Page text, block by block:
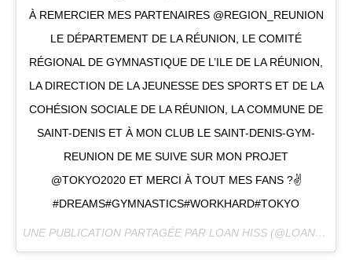
À REMERCIER MES PARTENAIRES @REGION_REUNION
LE DÉPARTEMENT DE LA RÉUNION, LE COMITÉ
RÉGIONAL DE GYMNASTIQUE DE L’ILE DE LA RÉUNION,
LA DIRECTION DE LA JEUNESSE DES SPORTS ET DE LA
COHÉSION SOCIALE DE LA RÉUNION, LA COMMUNE DE
SAINT-DENIS ET À MON CLUB LE SAINT-DENIS-GYM-
REUNION DE ME SUIVE SUR MON PROJET
@TOKYO2020 ET MERCI À TOUT MES FANS ?✌️️
#DREAMS#GYMNASTICS#WORKHARD#TOKYO
UNE PUBLICATION PARTAGÉE PAR LOAN HISS (@LOANHIS) LE